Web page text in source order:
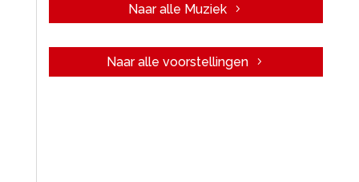
Naar alle Muziek
Naar alle voorstellingen